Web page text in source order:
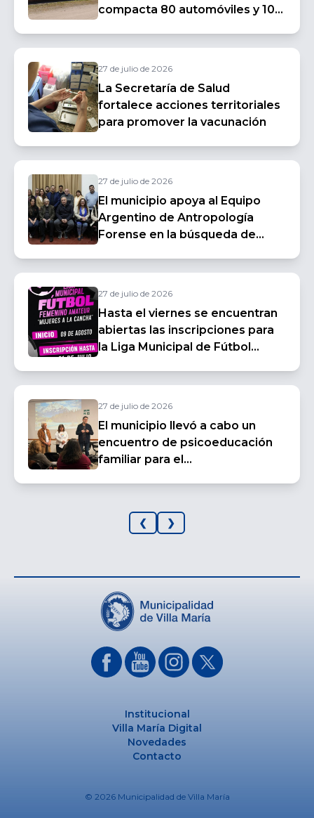
compacta 80 automóviles y 10
27 de julio de 2026
La Secretaría de Salud
fortalece acciones territoriales
para promover la vacunación
27 de julio de 2026
El municipio apoya al Equipo
Argentino de Antropología
Forense en la búsqueda de
27 de julio de 2026
Hasta el viernes se encuentran
abiertas las inscripciones para
la Liga Municipal de Fútbol
27 de julio de 2026
El municipio llevó a cabo un
encuentro de psicoeducación
familiar para el
❮ ❯
Institucional
Villa María Digital
Novedades
Contacto
© 2026 Municipalidad de Villa María